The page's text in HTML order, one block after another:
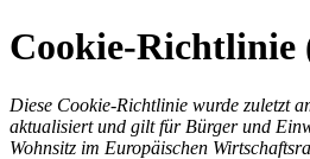
Cookie-Richtlinie
Diese Cookie-Richtlinie wurde zuletzt
aktualisiert und gilt für Bürger und
Wohnsitz im Europäischen